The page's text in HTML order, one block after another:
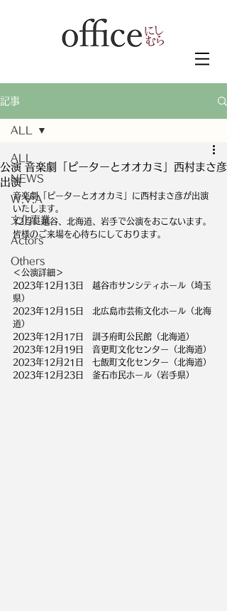
記事
ALL
NEWS
W.V.A
文化事業
Actors
Others
ALL
公演 音楽劇「ピーターとオオカミ」西村まさ彦
出演
音楽劇「ピーターとオオカミ」に西村まさ彦が出演
いたします。
12月に越谷、北海道、岩手で公演をおこないます。
皆様のご来場を心待ちにしております。
＜公演詳細＞
2023年12月13日　越谷市サンシティホール（埼玉
県）
2023年12月15日　北広島市芸術文化ホール（北海
道）
2023年12月17日　訓子府町公民館（北海道）
2023年12月19日　音更町文化センター（北海道）
2023年12月21日　七飯町文化センター（北海道）
2023年12月23日　釜石市民ホール（岩手県）